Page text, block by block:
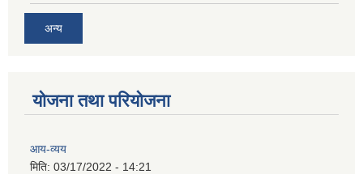
अन्य
योजना तथा परियोजना
आय-व्यय
मिति: 03/17/2022 - 14:21